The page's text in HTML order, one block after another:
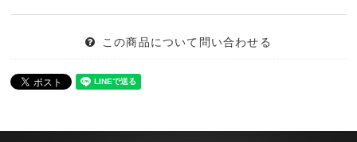
この商品について問い合わせる